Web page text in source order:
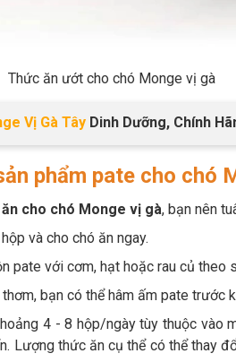
Thức ăn ướt cho chó Monge vị gà
Vị Gà Tây Dinh Dưỡng, Chính
phẩm pate cho chó
cho chó Monge vị gà, bạn nên
và cho chó ăn ngay.
pate với cơm, hạt hoặc rau củ theo
bạn có thể hâm ấm pate trước
4 - 8 hộp/ngày tùy thuộc vào
Lượng thức ăn cụ thể có thể thay